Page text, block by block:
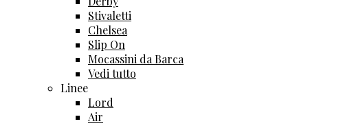
Stivaletti
Chelsea
Slip On
Mocassini da Barca
Vedi tutto
Linee
Lord
Air